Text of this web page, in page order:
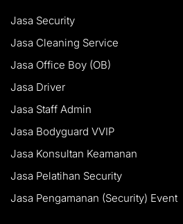
Jasa Security
Jasa Cleaning Service
Jasa Office Boy (OB)
Jasa Driver
Jasa Staff Admin
Jasa Bodyguard VVIP
Jasa Konsultan Keamanan
Jasa Pelatihan Security
Jasa Pengamanan (Security) Event